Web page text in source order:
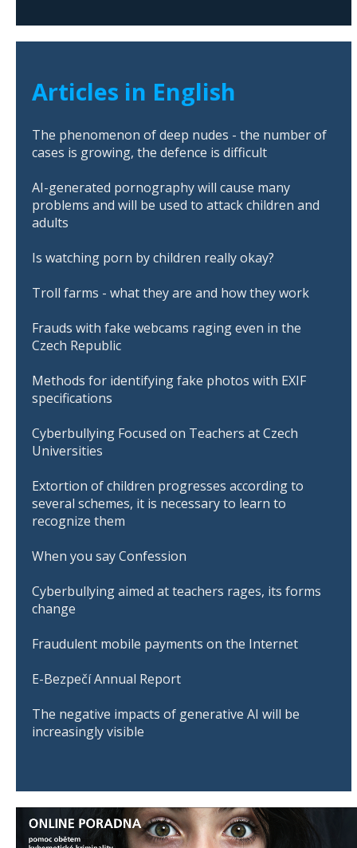
Articles in English
The phenomenon of deep nudes - the number of
cases is growing, the defence is difficult
AI-generated pornography will cause many
problems and will be used to attack children and
adults
Is watching porn by children really okay?
Troll farms - what they are and how they work
Frauds with fake webcams raging even in the
Czech Republic
Methods for identifying fake photos with EXIF
specifications
Cyberbullying Focused on Teachers at Czech
Universities
Extortion of children progresses according to
several schemes, it is necessary to learn to
recognize them
When you say Confession
Cyberbullying aimed at teachers rages, its forms
change
Fraudulent mobile payments on the Internet
E-Bezpečí Annual Report
The negative impacts of generative AI will be
increasingly visible